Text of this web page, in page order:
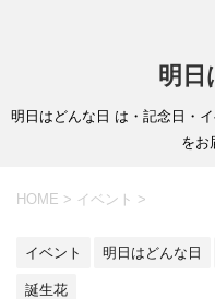
明日
明日はどんな日 は・記念日・
をお
HOME > イベント >
イベント 明日はどんな日
誕生花